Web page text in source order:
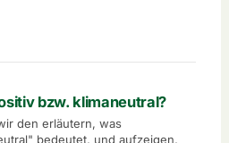
bzw. klimaneutral?
den erläutern, was
bedeutet, und aufzeigen,